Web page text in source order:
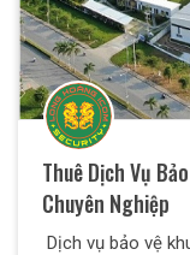
Thuê Dịch Vụ
Chuyên Nghiệp
Dịch vụ bảo vệ